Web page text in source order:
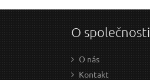
O společnosti
O nás
Kontakt